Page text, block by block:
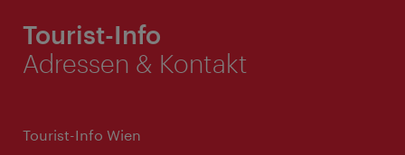
Tourist-Info
Adressen & Kontakt
Tourist-Info Wien